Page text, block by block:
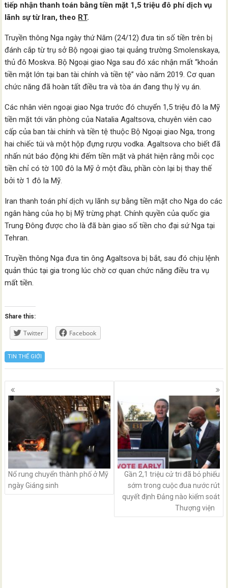
tiếp nhận thanh toán bằng tiền mặt 1,5 triệu đô phí dịch vụ
lãnh sự từ Iran, theo RT.
Truyền thông Nga ngày thứ Năm (24/12) đưa tin số tiền trên bị
đánh cắp từ trụ sở Bộ ngoại giao tại quảng trường Smolenskaya,
thủ đô Moskva. Bộ Ngoại giao Nga sau đó xác nhận mất “khoản
tiền mặt lớn tại ban tài chính và tiền tệ” vào năm 2019. Cơ quan
chức năng đã hoàn tất điều tra và tòa án đang thụ lý vụ án.
Các nhân viên ngoại giao Nga trước đó chuyển 1,5 triệu đô la Mỹ
tiền mặt tới văn phòng của Natalia Agaltsova, chuyên viên cao
cấp của ban tài chính và tiền tệ thuộc Bộ Ngoại giao Nga, trong
hai chiếc túi và một hộp đựng rượu vodka. Agaltsova cho biết đã
nhấn nút báo động khi đếm tiền mặt và phát hiện rằng mỗi cọc
tiền chỉ có tờ 100 đô la Mỹ ở một đầu, phần còn lại bị thay thế
bởi tờ 1 đô la Mỹ.
Iran thanh toán phí dịch vụ lãnh sự bằng tiền mặt cho Nga do các
ngân hàng của họ bị Mỹ trừng phạt. Chính quyền của quốc gia
Trung Đông được cho là đã bàn giao số tiền cho đại sứ Nga tại
Tehran.
Truyền thông Nga đưa tin ông Agaltsova bị bắt, sau đó chịu lệnh
quản thúc tại gia trong lúc chờ cơ quan chức năng điều tra vụ
mất tiền.
Share this:
Twitter Facebook
TIN THẾ GIỚI
Posts
navigation
Nổ rung chuyển thành phố ở Mỹ
ngày Giáng sinh
Gần 2,1 triệu cử tri đã bỏ phiếu
sớm trong cuộc đua nước rút
quyết định Đảng nào kiểm soát
Thượng viện